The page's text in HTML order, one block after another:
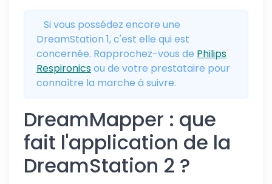
Si vous possédez encore une
DreamStation 1, c'est elle qui est
concernée. Rapprochez-vous de Philips
Respironicsou de votre prestataire pour
connaître la marche à suivre.
DreamMapper : que
fait l'application de la
DreamStation 2 ?